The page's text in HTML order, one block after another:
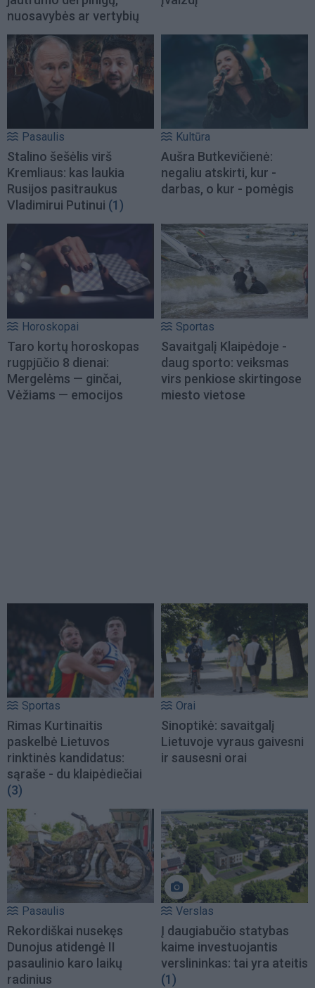
nuosavybės ar vertybių
Pasaulis
Stalino šešėlis virš
Kremliaus: kas laukia
Rusijos pasitraukus
Vladimirui Putinui (1)
Kultūra
Aušra Butkevičienė:
negaliu atskirti, kur -
darbas, o kur - pomėgis
Horoskopai
Taro kortų horoskopas
rugpjūčio 8 dienai:
Mergelėms — ginčai,
Vėžiams — emocijos
Sportas
Savaitgalį Klaipėdoje -
daug sporto: veiksmas
virs penkiose skirtingose
miesto vietose
Sportas
Rimas Kurtinaitis
paskelbė Lietuvos
rinktinės kandidatus:
sąraše - du klaipėdiečiai
(3)
Orai
Sinoptikė: savaitgalį
Lietuvoje vyraus gaivesni
ir sausesni orai
Pasaulis
Rekordiškai nusekęs
Dunojus atidengė II
pasaulinio karo laikų
radinius
Verslas
Į daugiabučio statybas
kaime investuojantis
verslininkas: tai yra ateitis
(1)